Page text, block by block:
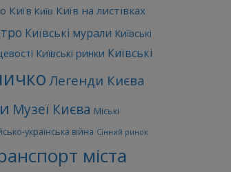
Київ Київ Київ на листівках
Київські мурали Київські
Київські ринки Київські
Легенди Києва
Музеї Києва Міські
українська війна Сінний ринок
міста